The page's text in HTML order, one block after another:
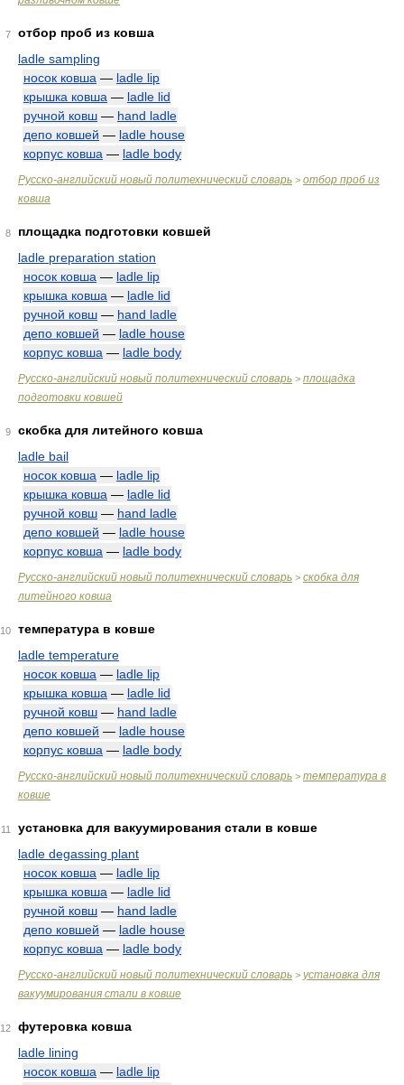
7
отбор проб из ковша
ladle sampling
носок ковша — ladle lip
крышка ковша — ladle lid
ручной ковш — hand ladle
депо ковшей — ladle house
корпус ковша — ladle body
Русско-английский новый политехнический словарь > отбор проб из
ковша
8
площадка подготовки ковшей
ladle preparation station
носок ковша — ladle lip
крышка ковша — ladle lid
ручной ковш — hand ladle
депо ковшей — ladle house
корпус ковша — ladle body
Русско-английский новый политехнический словарь > площадка
подготовки ковшей
9
скобка для литейного ковша
ladle bail
носок ковша — ladle lip
крышка ковша — ladle lid
ручной ковш — hand ladle
депо ковшей — ladle house
корпус ковша — ladle body
Русско-английский новый политехнический словарь > скобка для
литейного ковша
10
температура в ковше
ladle temperature
носок ковша — ladle lip
крышка ковша — ladle lid
ручной ковш — hand ladle
депо ковшей — ladle house
корпус ковша — ladle body
Русско-английский новый политехнический словарь > температура в
ковше
11
установка для вакуумирования стали в ковше
ladle degassing plant
носок ковша — ladle lip
крышка ковша — ladle lid
ручной ковш — hand ladle
депо ковшей — ladle house
корпус ковша — ladle body
Русско-английский новый политехнический словарь > установка для
вакуумирования стали в ковше
12
футеровка ковша
ladle lining
носок ковша — ladle lip